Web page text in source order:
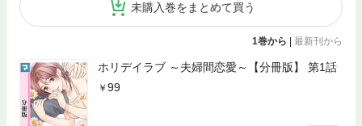
未購入巻をまとめて買う
1巻から 最新刊から
ホリデイラブ ～夫婦間恋愛～【分冊版】 第1話
99